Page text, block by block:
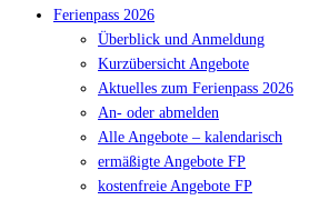
Ferienpass 2026
Überblick und Anmeldung
Kurzübersicht Angebote
Aktuelles zum Ferienpass 2026
An- oder abmelden
Alle Angebote – kalendarisch
ermäßigte Angebote FP
kostenfreie Angebote FP